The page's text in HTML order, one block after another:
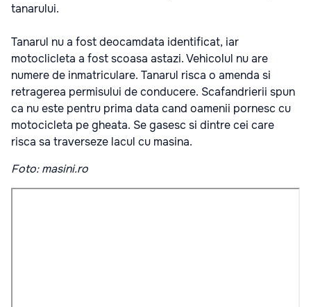
tanarului.
Tanarul nu a fost deocamdata identificat, iar
motoclicleta a fost scoasa astazi. Vehicolul nu are
numere de inmatriculare. Tanarul risca o amenda si
retragerea permisului de conducere. Scafandrierii spun
ca nu este pentru prima data cand oamenii pornesc cu
motocicleta pe gheata. Se gasesc si dintre cei care
risca sa traverseze lacul cu masina.
Foto: masini.ro